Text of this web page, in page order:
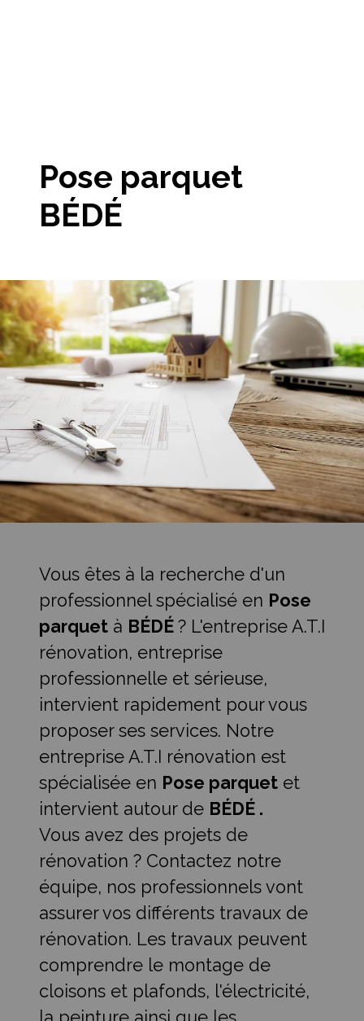
Pose parquet
BÉDÉ
Vous êtes à la recherche d'un
professionnel spécialisé en Pose
parquet à BÉDÉ ? L'entreprise A.T.I
rénovation, entreprise
professionnelle et sérieuse,
intervient rapidement pour vous
proposer ses services. Notre
entreprise A.T.I rénovation est
spécialisée en Pose parquet et
intervient autour de BÉDÉ .
Vous avez des projets de
rénovation ? Contactez notre
équipe, nos professionnels vont
assurer vos différents travaux de
rénovation. Les travaux peuvent
comprendre le montage de
cloisons et plafonds, l'électricité,